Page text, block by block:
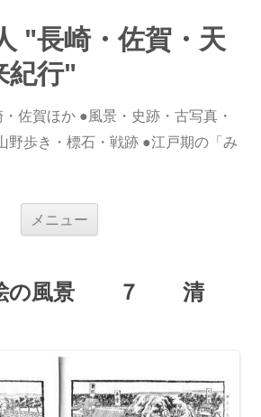
"長崎・佐賀・天
紀行"
佐賀ほか ●風景・史跡・古写真・
野歩き・標石・戦跡 ●江戸期の「み
メニュー
絵の風景 ７ 清